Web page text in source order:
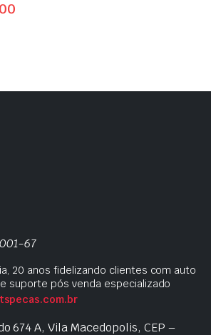
67
20 anos fidelizando clientes com auto
suporte pós venda especializado
674 A, Vila Macedopolis, CEP –